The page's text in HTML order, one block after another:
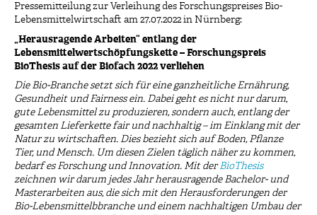
Pressemitteilung zur Verleihung des Forschungspreises Bio-
Lebensmittelwirtschaft am 27.07.2022 in Nürnberg:
„Herausragende Arbeiten“ entlang der
Lebensmittelwertschöpfungskette – Forschungspreis
BioThesis auf der Biofach 2022 verliehen
Die Bio-Branche setzt sich für eine ganzheitliche Ernährung,
Gesundheit und Fairness ein. Dabei geht es nicht nur darum,
gute Lebensmittel zu produzieren, sondern auch, entlang der
gesamten Lieferkette fair und nachhaltig – im Einklang mit der
Natur zu wirtschaften. Dies bezieht sich auf Boden, Pflanze
Tier, und Mensch. Um diesen Zielen täglich näher zu kommen,
bedarf es Forschung und Innovation. Mit der BioThesis
zeichnen wir darum jedes Jahr herausragende Bachelor- und
Masterarbeiten aus, die sich mit den Herausforderungen der
Bio-Lebensmittelbbranche und einem nachhaltigen Umbau der